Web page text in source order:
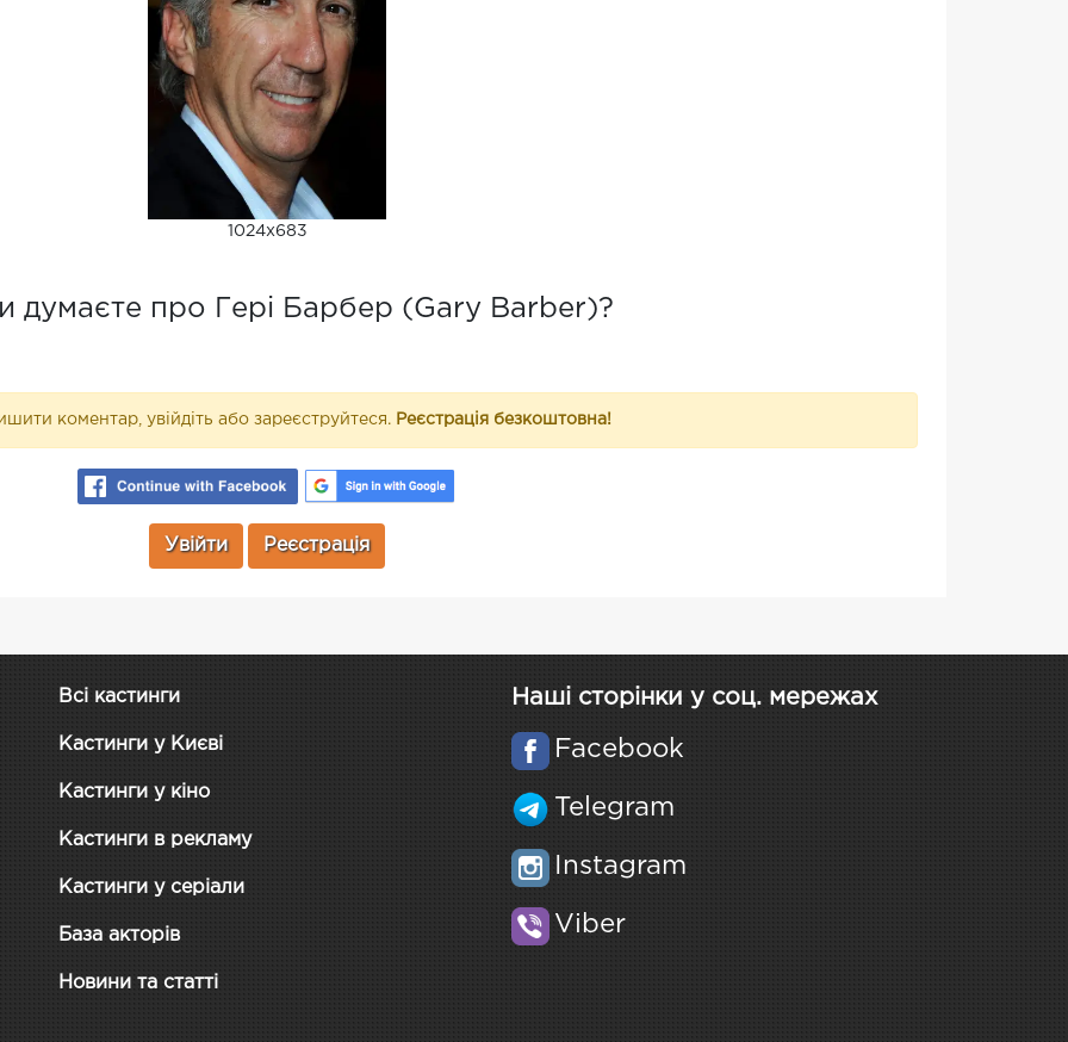
1024x683
думаєте про Гері Барбер (Gary Barber)?
коментар, увійдіть або зареєструйтеся. Реєстрація безкоштовна!
Увійти Реєстрація
Всі кастинги
Кастинги у Києві
Кастинги у кіно
Кастинги в рекламу
Кастинги у серіали
База акторів
Новини та статті
Наші сторінки у соц. мережах
Facebook
Telegram
Instagram
Viber